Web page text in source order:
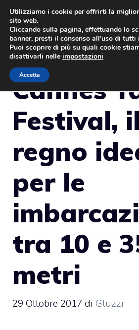
Vai
contenuto
Cannes
Festival, il
regno
per le
tra 10 e
metri
29 Ottobre 2017 di Gtuzzi
Utilizziamo i cookie per offrirti la
sito web.
Cliccando sulla pagina, effettuando lo
banner, presti il consenso all’uso di tutti
Puoi scoprire di più su quali cookie
disattivarli nelle impostazioni
Accetta